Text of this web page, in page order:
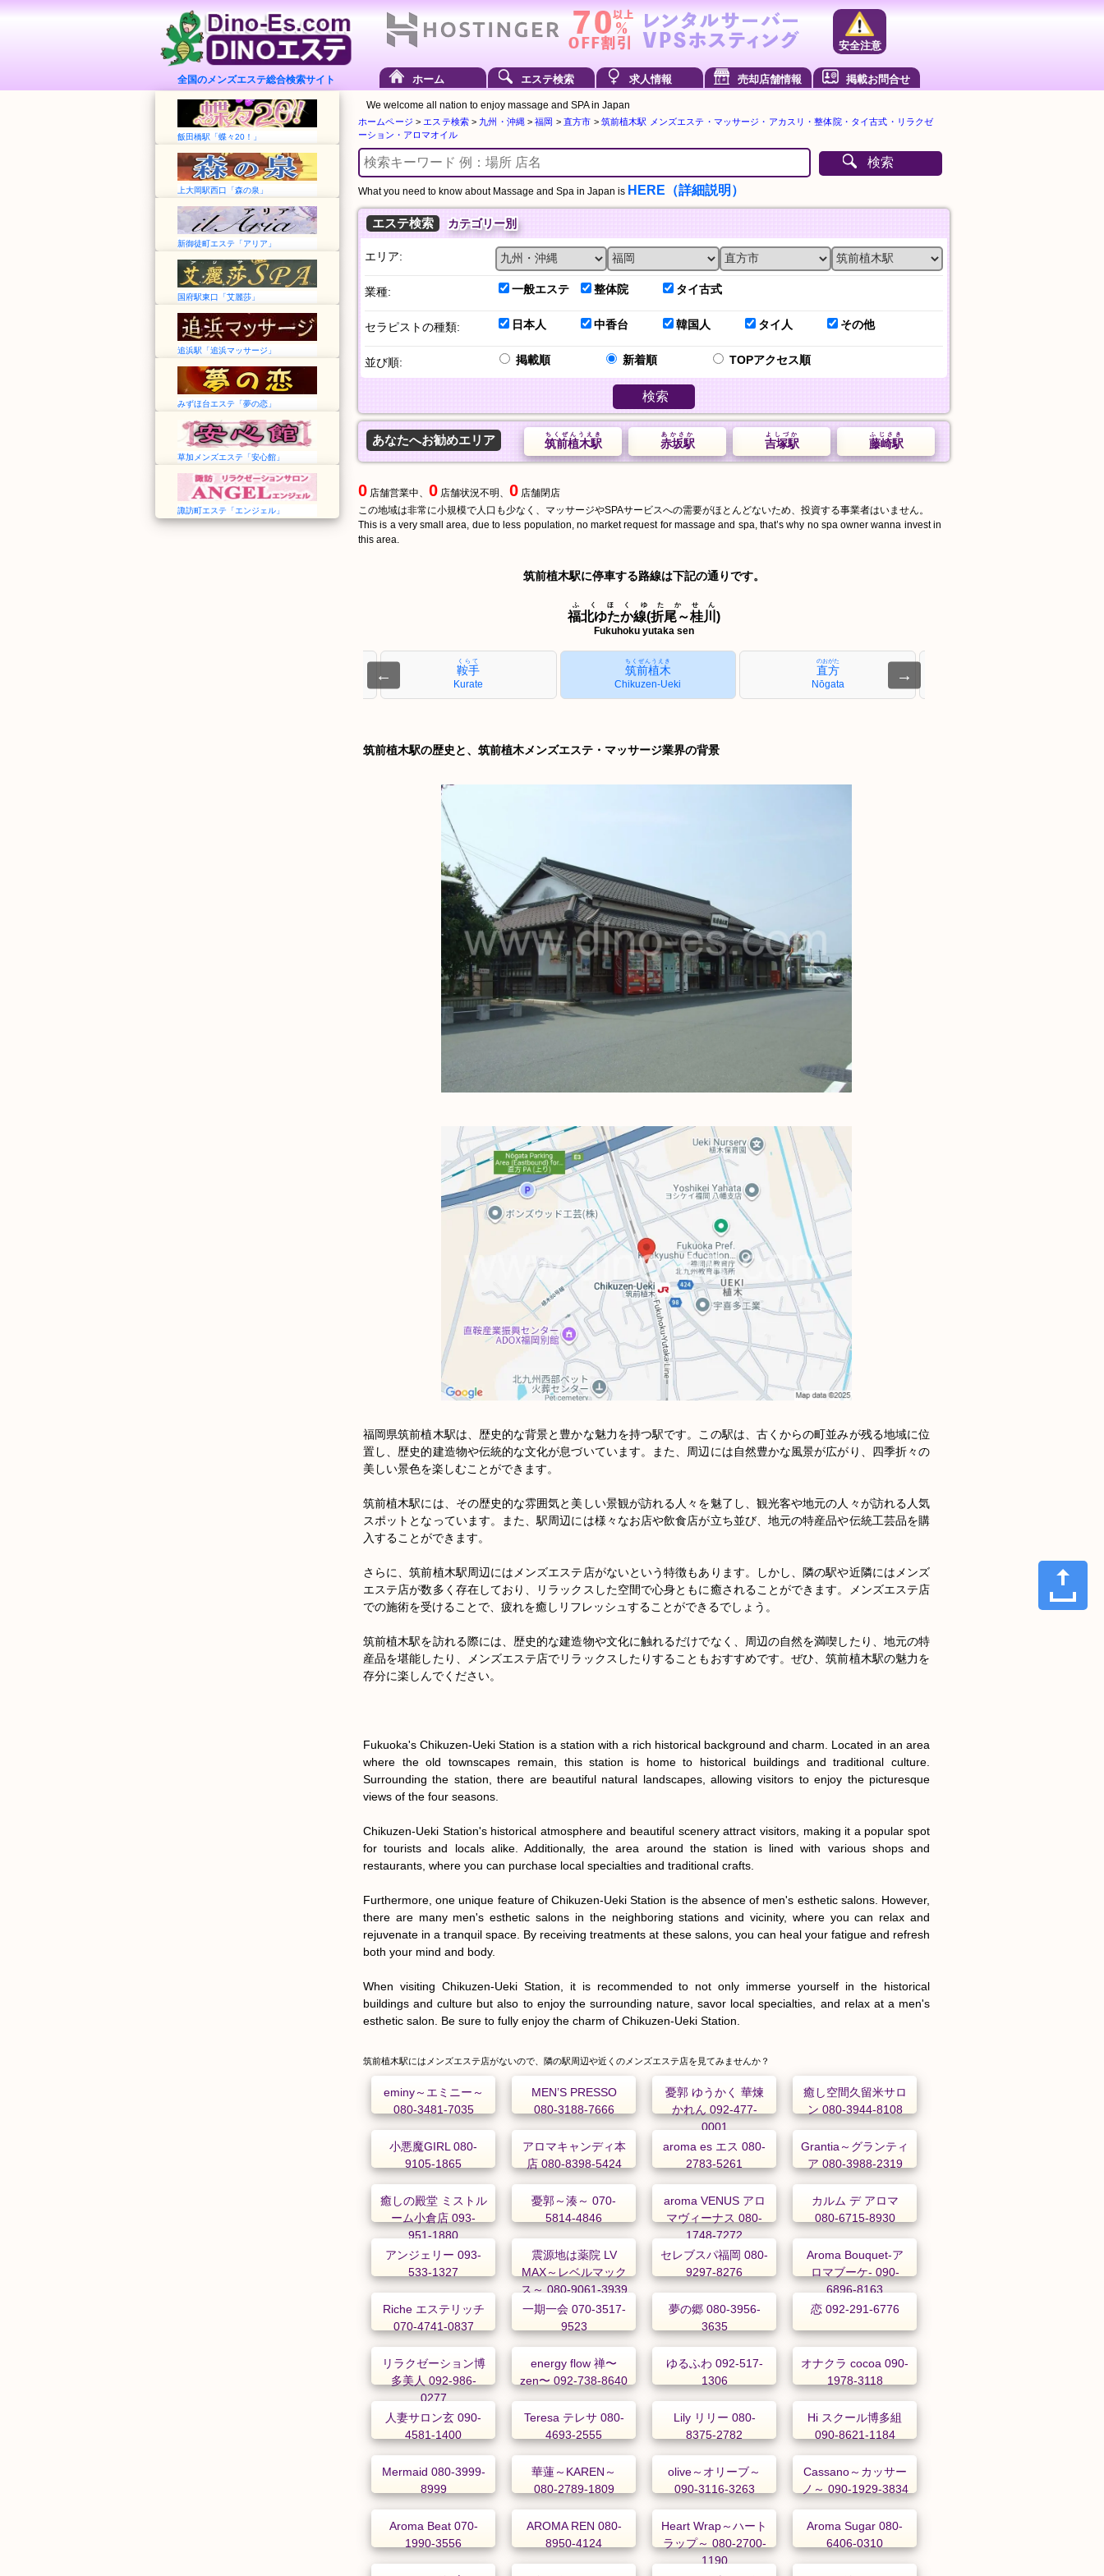
全国のメンズエステ総合検索サイト
安全注意
ホーム エステ検索 求人情報 売却店舗情報 掲載お問合せ
飯田橋駅「蝶々20！」
上大岡駅西口「森の泉」
新御徒町エステ「アリア」
国府駅東口「艾麗莎」
追浜駅「追浜マッサージ」
みずほ台エステ「夢の恋」
草加メンズエステ「安心館」
諏訪町エステ「エンジェル」
We welcome all nation to enjoy massage and SPA in Japan
ホームページ > エステ検索> 九州・沖縄 >福岡 > 直方市 > 筑前植木駅 メンズエステ・マッサージ・アカスリ・整体院・タイ古式・リラクゼ
ーション・アロマオイル
検索
What you need to know about Massage and Spa in Japan is HERE（詳細説明）
エステ検索 カテゴリー別
エリア:
業種: 一般エステ 整体院 タイ古式
セラピストの種類: 日本人 中香台 韓国人 タイ人 その他
並び順: 掲載順 新着順 TOPアクセス順
検索
あなたへお勧めエリア 藤崎駅
ふじさき
吉塚駅
よしづか
赤坂駅
あかさか
筑前植木駅
ちくぜんうえき
0 店舗営業中、 0 店舗状況不明、 0 店舗閉店
この地域は非常に小規模で人口も少なく、マッサージやSPAサービスへの需要がほとんどないため、投資する事業者はいません。
This is a very small area, due to less population, no market request for massage and spa, that’s why no spa owner wanna invest in
this area.
筑前植木駅に停車する路線は下記の通りです。
福北ゆたか線(折尾～桂川)
ふくほくゆたかせん
Fukuhoku yutaka sen
← 鞍手
くらて
Kurate
筑前植木
ちくぜんうえき
Chikuzen-Ueki
直方
のおがた
Nōgata
→
筑前植木駅の歴史と、筑前植木メンズエステ・マッサージ業界の背景
福岡県筑前植木駅は、歴史的な背景と豊かな魅力を持つ駅です。この駅は、古くからの町並みが残る地域に位
置し、歴史的建造物や伝統的な文化が息づいています。また、周辺には自然豊かな風景が広がり、四季折々の
美しい景色を楽しむことができます。
筑前植木駅には、その歴史的な雰囲気と美しい景観が訪れる人々を魅了し、観光客や地元の人々が訪れる人気
スポットとなっています。また、駅周辺には様々なお店や飲食店が立ち並び、地元の特産品や伝統工芸品を購
入することができます。
さらに、筑前植木駅周辺にはメンズエステ店がないという特徴もあります。しかし、隣の駅や近隣にはメンズ
エステ店が数多く存在しており、リラックスした空間で心身ともに癒されることができます。メンズエステ店
での施術を受けることで、疲れを癒しリフレッシュすることができるでしょう。
筑前植木駅を訪れる際には、歴史的な建造物や文化に触れるだけでなく、周辺の自然を満喫したり、地元の特
産品を堪能したり、メンズエステ店でリラックスしたりすることもおすすめです。ぜひ、筑前植木駅の魅力を
存分に楽しんでください。
Fukuoka's Chikuzen-Ueki Station is a station with a rich historical background and charm. Located in an area
where the old townscapes remain, this station is home to historical buildings and traditional culture.
Surrounding the station, there are beautiful natural landscapes, allowing visitors to enjoy the picturesque
views of the four seasons.
Chikuzen-Ueki Station's historical atmosphere and beautiful scenery attract visitors, making it a popular spot
for tourists and locals alike. Additionally, the area around the station is lined with various shops and
restaurants, where you can purchase local specialties and traditional crafts.
Furthermore, one unique feature of Chikuzen-Ueki Station is the absence of men's esthetic salons. However,
there are many men's esthetic salons in the neighboring stations and vicinity, where you can relax and
rejuvenate in a tranquil space. By receiving treatments at these salons, you can heal your fatigue and refresh
both your mind and body.
When visiting Chikuzen-Ueki Station, it is recommended to not only immerse yourself in the historical
buildings and culture but also to enjoy the surrounding nature, savor local specialties, and relax at a men's
esthetic salon. Be sure to fully enjoy the charm of Chikuzen-Ueki Station.
筑前植木駅にはメンズエステ店がないので、隣の駅周辺や近くのメンズエステ店を見てみませんか？
eminy～エミニー～
080-3481-7035
MEN’S PRESSO
080-3188-7666
憂郭 ゆうかく 華煉
かれん 092-477-
0001
癒し空間久留米サロ
ン 080-3944-8108
小悪魔GIRL 080-
9105-1865
アロマキャンディ本
店 080-8398-5424
aroma es エス 080-
2783-5261
Grantia～グランティ
ア 080-3988-2319
癒しの殿堂 ミストル
ーム小倉店 093-
951-1880
憂郭～湊～ 070-
5814-4846
aroma VENUS アロ
マヴィーナス 080-
1748-7272
カルム デ アロマ
080-6715-8930
アンジェリー 093-
533-1327
震源地は薬院 LV
MAX～レベルマック
ス～ 080-9061-3939
セレブスパ福岡 080-
9297-8276
Aroma Bouquet-ア
ロマブーケ- 090-
6896-8163
Riche エステリッチ
070-4741-0837
一期一会 070-3517-
9523
夢の郷 080-3956-
3635
恋 092-291-6776
リラクゼーション博
多美人 092-986-
0277
energy flow 禅〜
zen〜 092-738-8640
ゆるふわ 092-517-
1306
オナクラ cocoa 090-
1978-3118
人妻サロン玄 090-
4581-1400
Teresa テレサ 080-
4693-2555
Lily リリー 080-
8375-2782
Hi スクール博多組
090-8621-1184
Mermaid 080-3999-
8999
華蓮～KAREN～
080-2789-1809
olive～オリーブ～
090-3116-3263
Cassano～カッサー
ノ～ 090-1929-3834
Aroma Beat 070-
1990-3556
AROMA REN 080-
8950-4124
Heart Wrap～ハート
ラップ～ 080-2700-
1190
Aroma Sugar 080-
6406-0310